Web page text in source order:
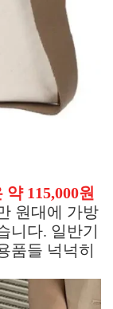
약 115,000원
원대에 가방
니다. 일반기
품들 넉넉히